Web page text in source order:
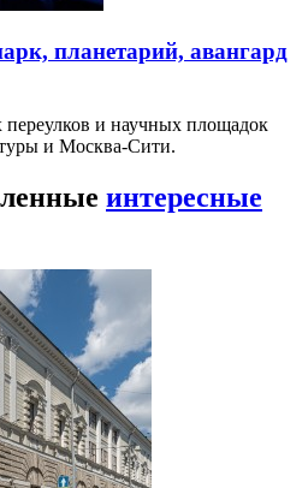
планетарий, авангард
переулков и научных площадок
и Москва-Сити.
интересные